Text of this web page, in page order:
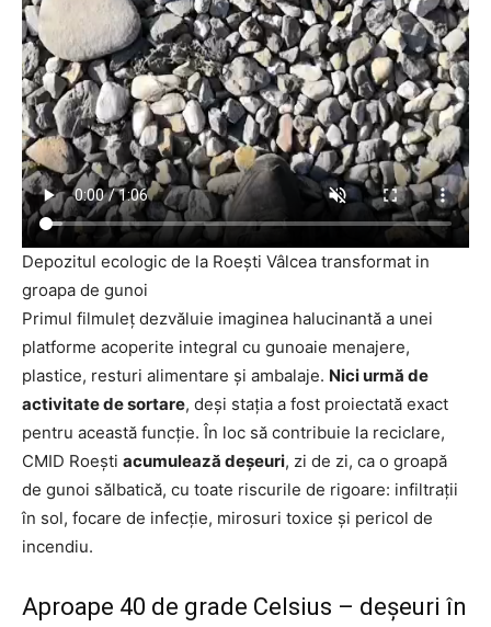
Depozitul ecologic de la Roești Vâlcea transformat in
groapa de gunoi
Primul filmuleț dezvăluie imaginea halucinantă a unei
platforme acoperite integral cu gunoaie menajere,
plastice, resturi alimentare și ambalaje. Nici urmă de
activitate de sortare, deși stația a fost proiectată exact
pentru această funcție. În loc să contribuie la reciclare,
CMID Roești acumulează deșeuri, zi de zi, ca o groapă
de gunoi sălbatică, cu toate riscurile de rigoare: infiltrații
în sol, focare de infecție, mirosuri toxice și pericol de
incendiu.
Aproape 40 de grade Celsius – deșeuri în